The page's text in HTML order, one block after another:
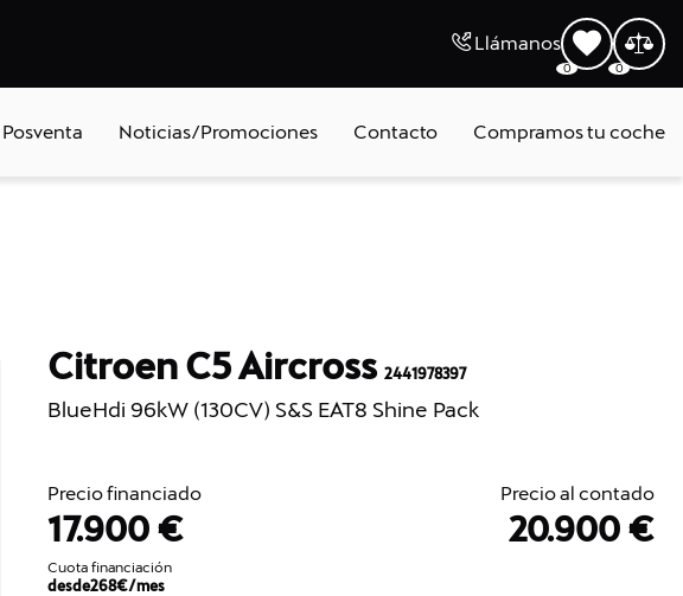
Llámanos
0 0
Posventa Noticias/Promociones Contacto Compramos tu coche
Citroen C5 Aircross 2441978397
BlueHdi 96kW (130CV) S&S EAT8 Shine Pack
Precio financiado
17.900 €
Cuota financiación
desde268€/mes
Precio al contado
20.900 €